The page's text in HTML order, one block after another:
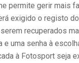
permite gerir
exigido o registo
recuperados
uma senha à
à Fotosport